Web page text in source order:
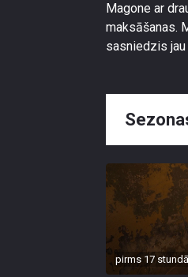
Magone ar
maksāšanas.
sasniedzis jau
pirms 17